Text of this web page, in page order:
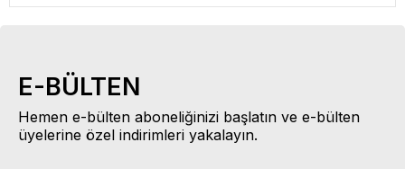
E-BÜLTEN
Hemen e-bülten aboneliğinizi başlatın ve e-bülten
üyelerine özel indirimleri yakalayın.